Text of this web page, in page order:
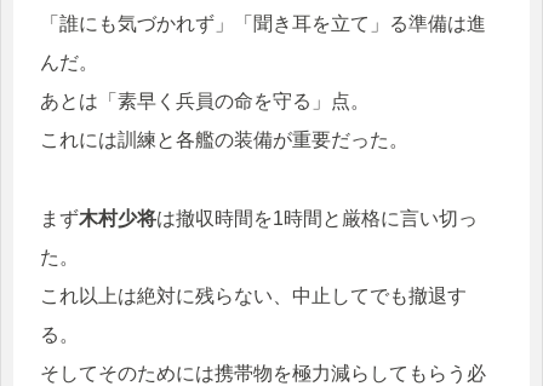
「誰にも気づかれず」「聞き耳を立て」る準備は進
んだ。
あとは「素早く兵員の命を守る」点。
これには訓練と各艦の装備が重要だった。
まず木村少将は撤収時間を1時間と厳格に言い切っ
た。
これ以上は絶対に残らない、中止してでも撤退す
る。
そしてそのためには携帯物を極力減らしてもらう必